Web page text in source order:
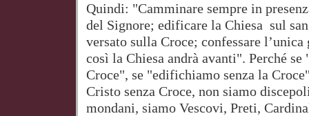
Quindi: "Camminare sempre in
del Signore; edificare la Chiesa sul
versato sulla Croce; confessare
così la Chiesa andrà avanti". Perché
Croce", se "edifichiamo senza la
Cristo senza Croce, non siamo
mondani, siamo Vescovi, Preti,